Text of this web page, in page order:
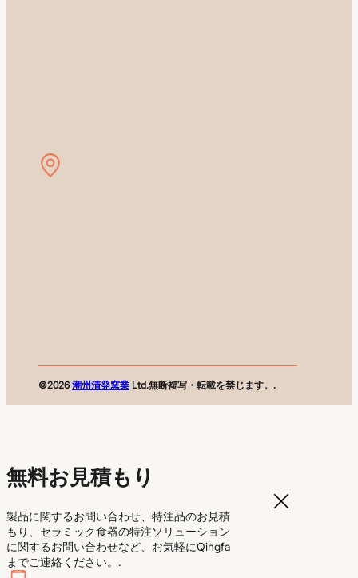
©2026 潮州清発窯業 Ltd.無断複写・転載を禁じます。.
無料お見積もり
製品に関するお問い合わせ、特注品のお見積
もり、セラミック食器の特注ソリューション
に関するお問い合わせなど、お気軽にQingfa
までご連絡ください。.